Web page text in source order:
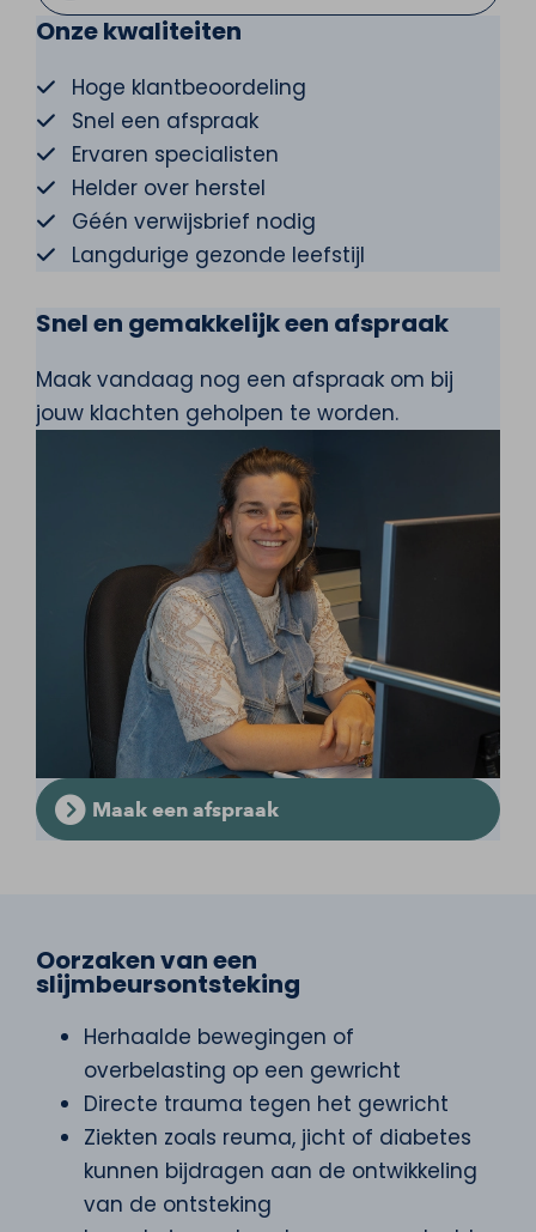
Onze kwaliteiten
Hoge klantbeoordeling
Snel een afspraak
Ervaren specialisten
Helder over herstel
Géén verwijsbrief nodig
Langdurige gezonde leefstijl
Snel en gemakkelijk een afspraak
Maak vandaag nog een afspraak om bij
jouw klachten geholpen te worden.
Maak een afspraak
Oorzaken van een
slijmbeursontsteking
Herhaalde bewegingen of
overbelasting op een gewricht
Directe trauma tegen het gewricht
Ziekten zoals reuma, jicht of diabetes
kunnen bijdragen aan de ontwikkeling
van de ontsteking